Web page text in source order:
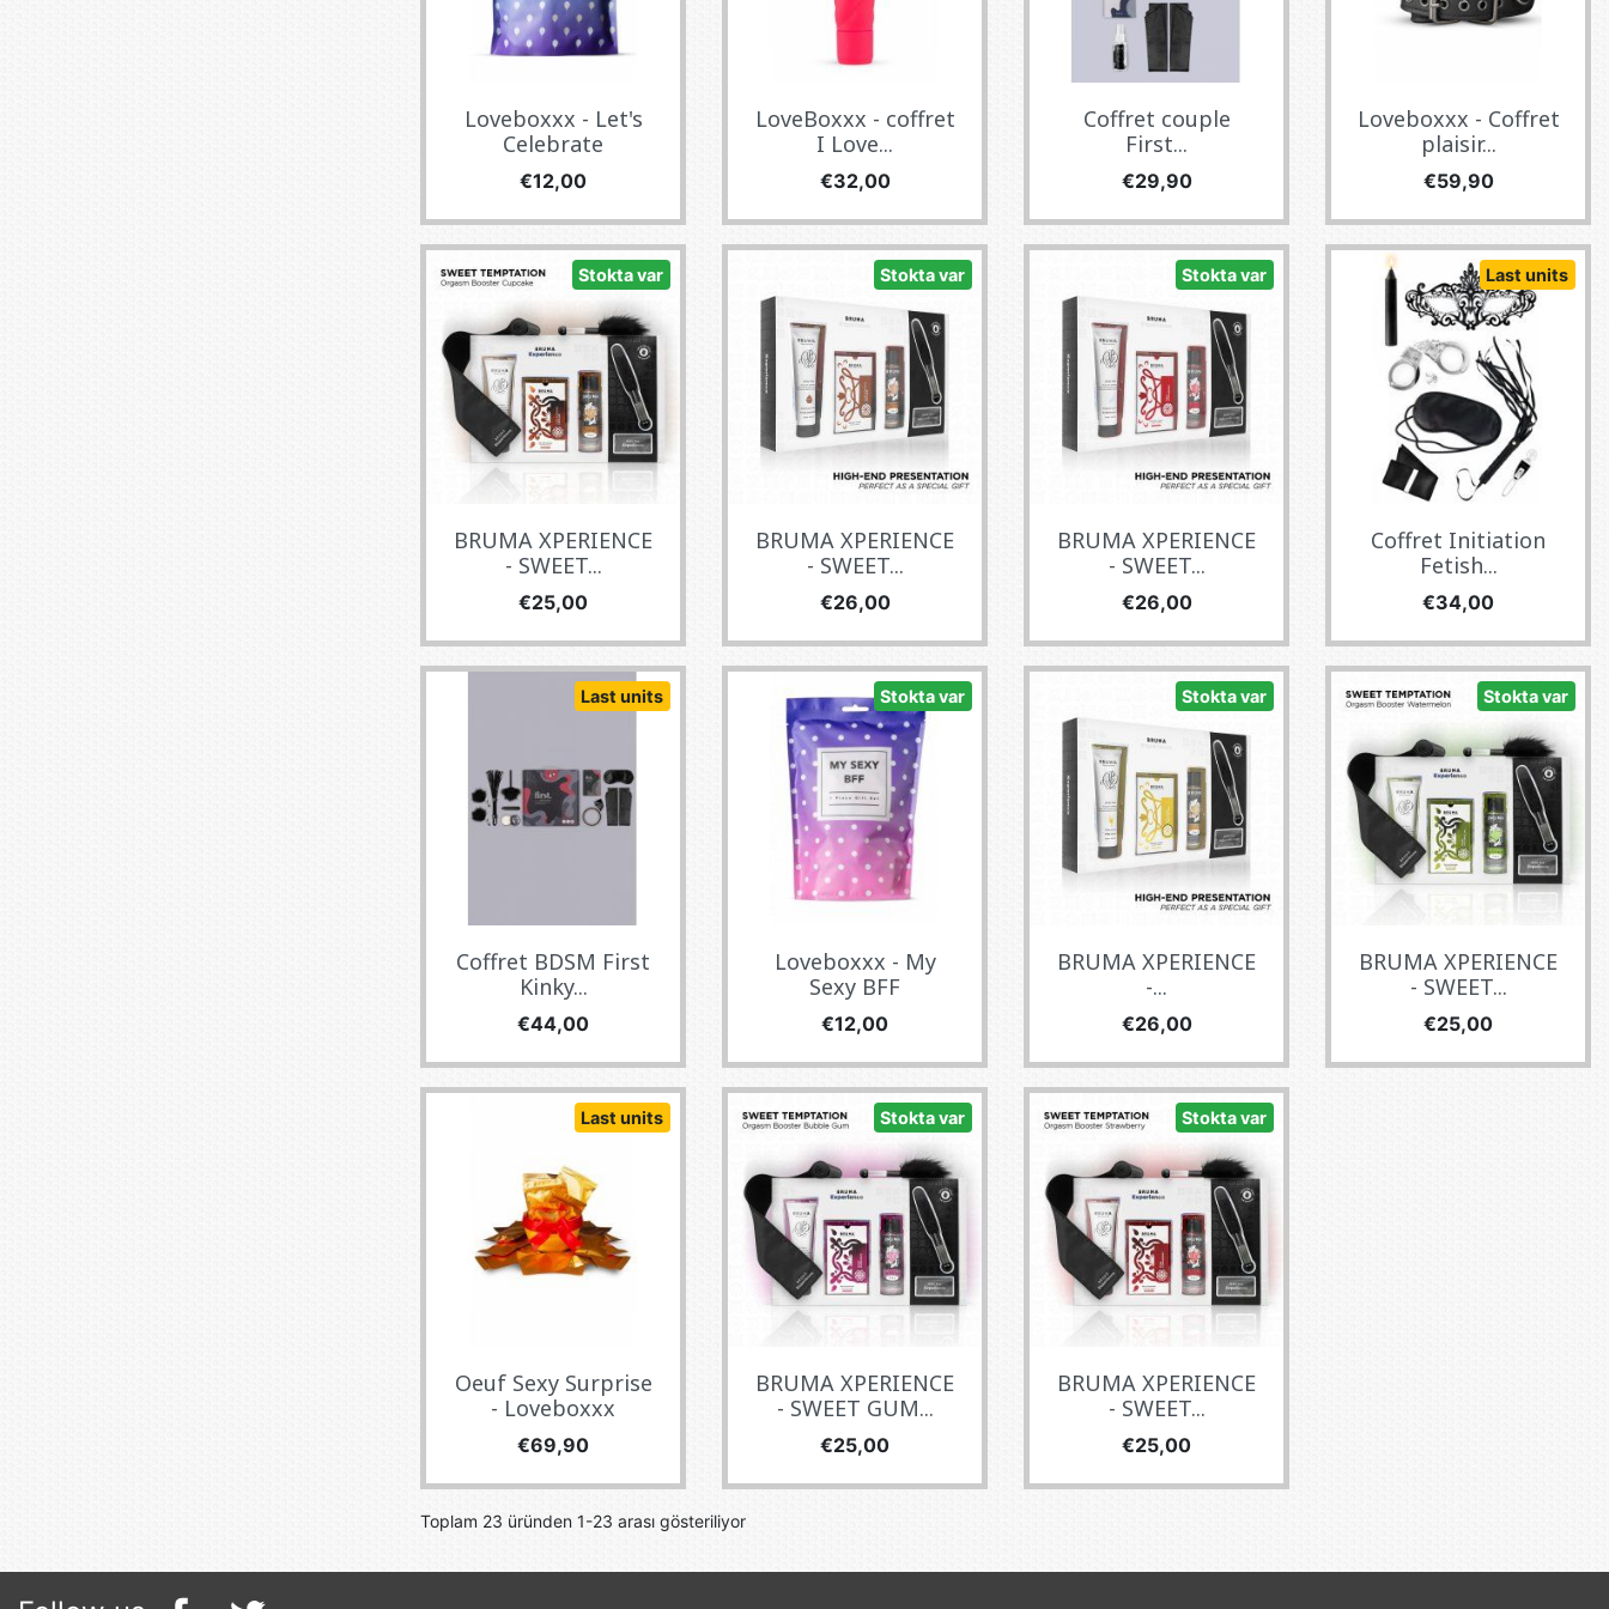
Loveboxxx - Let's
Celebrate
Fiyat
€12,00
LoveBoxxx - coffret
I Love...
Fiyat
€32,00
Coffret couple
First...
Fiyat
€29,90
Loveboxxx - Coffret
plaisir...
Fiyat
€59,90
Stokta var
BRUMA XPERIENCE
- SWEET...
Fiyat
€25,00
Stokta var
BRUMA XPERIENCE
- SWEET...
Fiyat
€26,00
Stokta var
BRUMA XPERIENCE
- SWEET...
Fiyat
€26,00
Last units
Coffret Initiation
Fetish...
Fiyat
€34,00
Last units
Coffret BDSM First
Kinky...
Fiyat
€44,00
Stokta var
Loveboxxx - My
Sexy BFF
Fiyat
€12,00
Stokta var
BRUMA XPERIENCE
-...
Fiyat
€26,00
Stokta var
BRUMA XPERIENCE
- SWEET...
Fiyat
€25,00
Last units
Oeuf Sexy Surprise
- Loveboxxx
Fiyat
€69,90
Stokta var
BRUMA XPERIENCE
- SWEET GUM...
Fiyat
€25,00
Stokta var
BRUMA XPERIENCE
- SWEET...
Fiyat
€25,00
Toplam 23 üründen 1-23 arası gösteriliyor